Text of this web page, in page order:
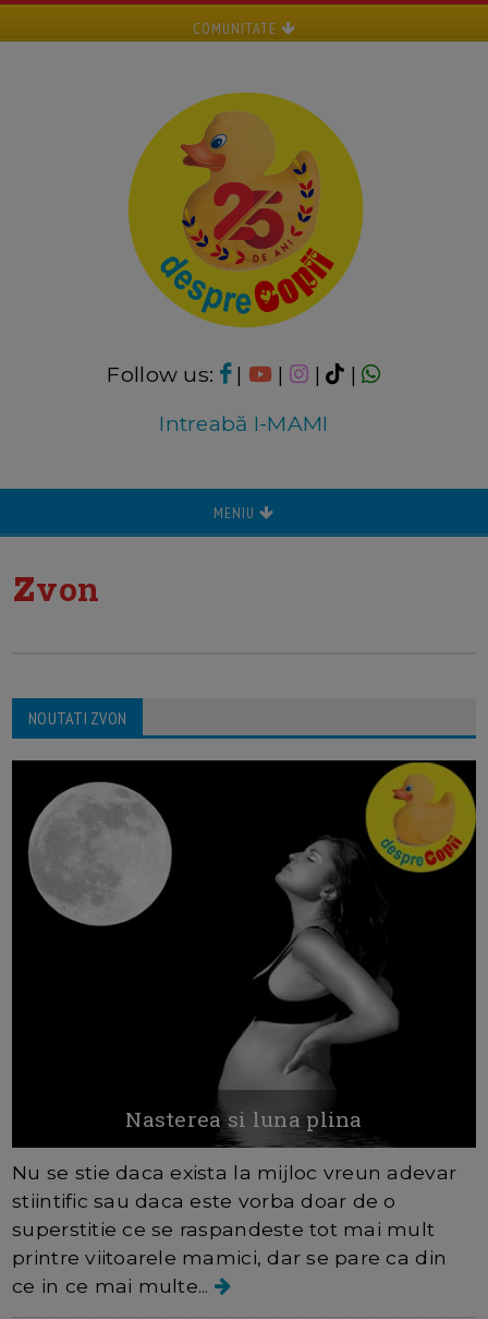
COMUNITATE
Follow us: | | |
|
Intreabă I-MAMI
MENIU
zvon
NOUTATI ZVON
Nasterea si luna plina
Nu se stie daca exista la mijloc vreun adevar
stiintific sau daca este vorba doar de o
superstitie ce se raspandeste tot mai mult
printre viitoarele mamici, dar se pare ca din
ce in ce mai multe...